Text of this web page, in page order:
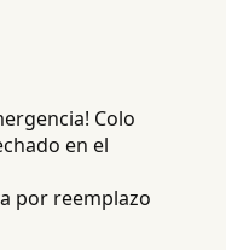
por reemplazo